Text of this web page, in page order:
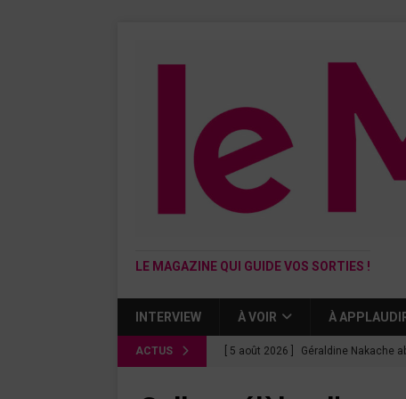
LE MAGAZINE QUI GUIDE VOS SORTIES !
INTERVIEW À VOIR À
ACTUS [ 5 août 2026 ] Géraldine Nakache